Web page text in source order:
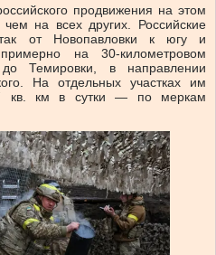
продвижения на этом
на всех других. Российские
от Новопавловки к югу и
на 30-километровом
Темировки, в направлении
На отдельных участках им
7 кв. км в сутки — по меркам